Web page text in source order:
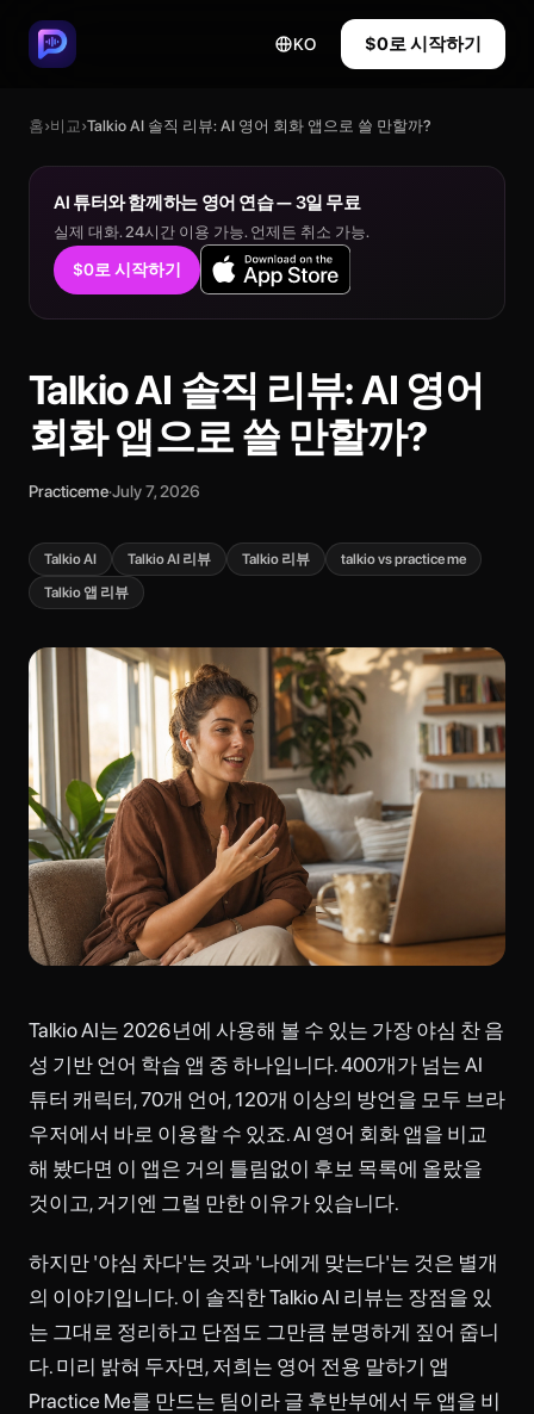
KO $0로 시작하기
홈›비교›Talkio AI 솔직 리뷰: AI 영어 회화 앱으로 쓸 만할까?
AI 튜터와 함께하는 영어 연습 — 3일 무료
실제 대화. 24시간 이용 가능. 언제든 취소 가능.
$0로 시작하기
Talkio AI 솔직 리뷰: AI 영어
회화 앱으로 쓸 만할까?
Practiceme·July 7, 2026
Talkio AI Talkio AI 리뷰 Talkio 리뷰
talkio vs practice me
Talkio 앱 리뷰
Talkio AI는 2026년에 사용해 볼 수 있는 가장 야심 찬 음
성 기반 언어 학습 앱 중 하나입니다. 400개가 넘는 AI
튜터 캐릭터, 70개 언어, 120개 이상의 방언을 모두 브라
우저에서 바로 이용할 수 있죠. AI 영어 회화 앱을 비교
해 봤다면 이 앱은 거의 틀림없이 후보 목록에 올랐을
것이고, 거기엔 그럴 만한 이유가 있습니다.
하지만 '야심 차다'는 것과 '나에게 맞는다'는 것은 별개
의 이야기입니다. 이 솔직한 Talkio AI 리뷰는 장점을 있
는 그대로 정리하고 단점도 그만큼 분명하게 짚어 줍니
다. 미리 밝혀 두자면, 저희는 영어 전용 말하기 앱
Practice Me를 만드는 팀이라 글 후반부에서 두 앱을 비